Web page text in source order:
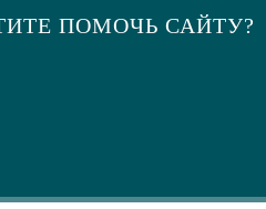
ПОМОЧЬ САЙТУ?